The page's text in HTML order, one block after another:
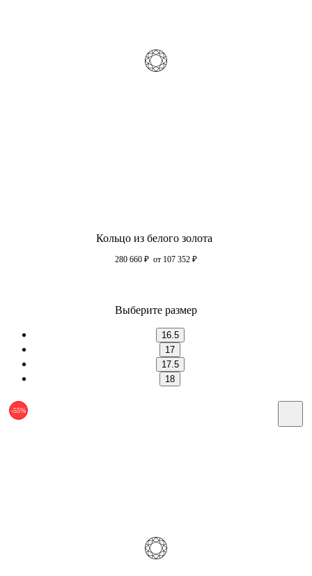
Кольцо из белого золота
280 660 ₽ от 107 352 ₽
Выберите размер
16.5
17
17.5
18
-55%